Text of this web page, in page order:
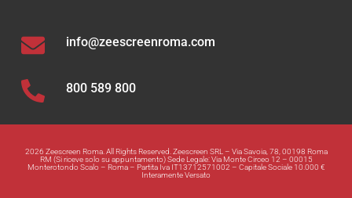
info@zeescreenroma.com
800 589 800
2026 Zeescreen Roma. All Rights Reserved. Zeescreen SRL – Via Savoia, 78, 00198 Roma
RM (Si riceve solo su appuntamento) Sede Legale: Via Monte Circeo 12 – 00015
Monterotondo Scalo – Roma – Partita Iva IT13712571002 – Capitale Sociale 10.000 €
Interamente Versato